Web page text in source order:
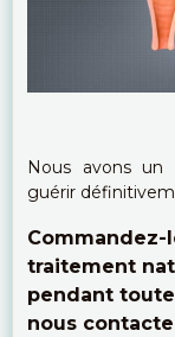
Nous avons
guérir
Commandez-
traitement
pendant
nous